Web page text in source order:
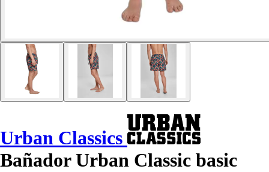
Urban Classics
Bañador Urban Classic basic